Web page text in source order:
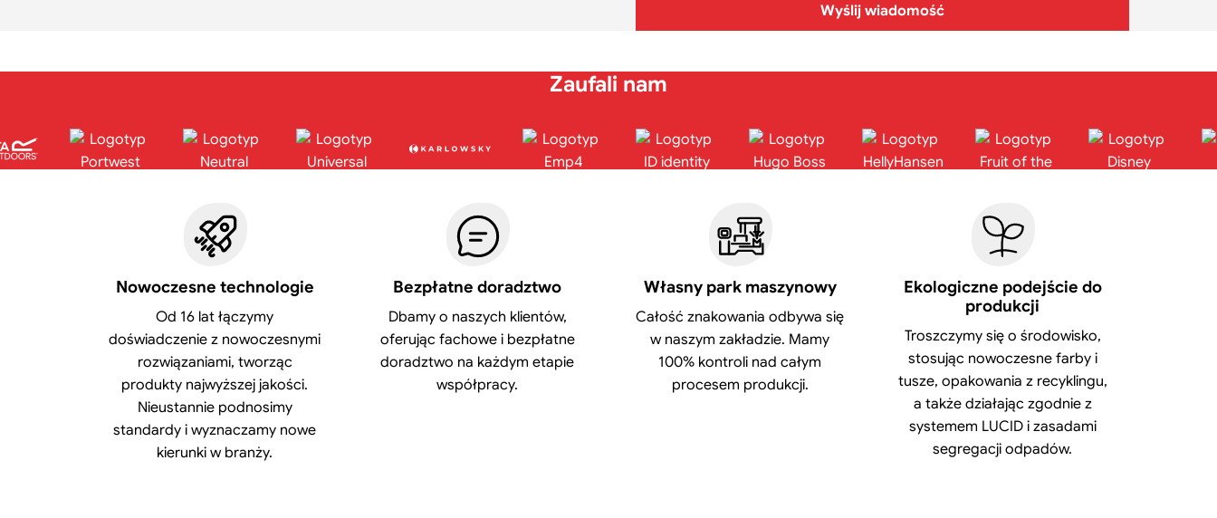
Wyślij wiadomość
Zaufali nam
Nowoczesne technologie
Od 16 lat łączymy
doświadczenie z nowoczesnymi
rozwiązaniami, tworząc
produkty najwyższej jakości.
Nieustannie podnosimy
standardy i wyznaczamy nowe
kierunki w branży.
Bezpłatne doradztwo
Dbamy o naszych klientów,
oferując fachowe i bezpłatne
doradztwo na każdym etapie
współpracy.
Własny park maszynowy
Całość znakowania odbywa się
w naszym zakładzie. Mamy
100% kontroli nad całym
procesem produkcji.
Ekologiczne podejście do
produkcji
Troszczymy się o środowisko,
stosując nowoczesne farby i
tusze, opakowania z recyklingu,
a także działając zgodnie z
systemem LUCID i zasadami
segregacji odpadów.